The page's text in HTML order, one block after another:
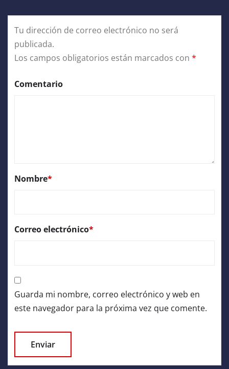
Tu dirección de correo electrónico no será
publicada.
Los campos obligatorios están marcados con *
Comentario
Nombre*
Correo electrónico*
Guarda mi nombre, correo electrónico y web en
este navegador para la próxima vez que comente.